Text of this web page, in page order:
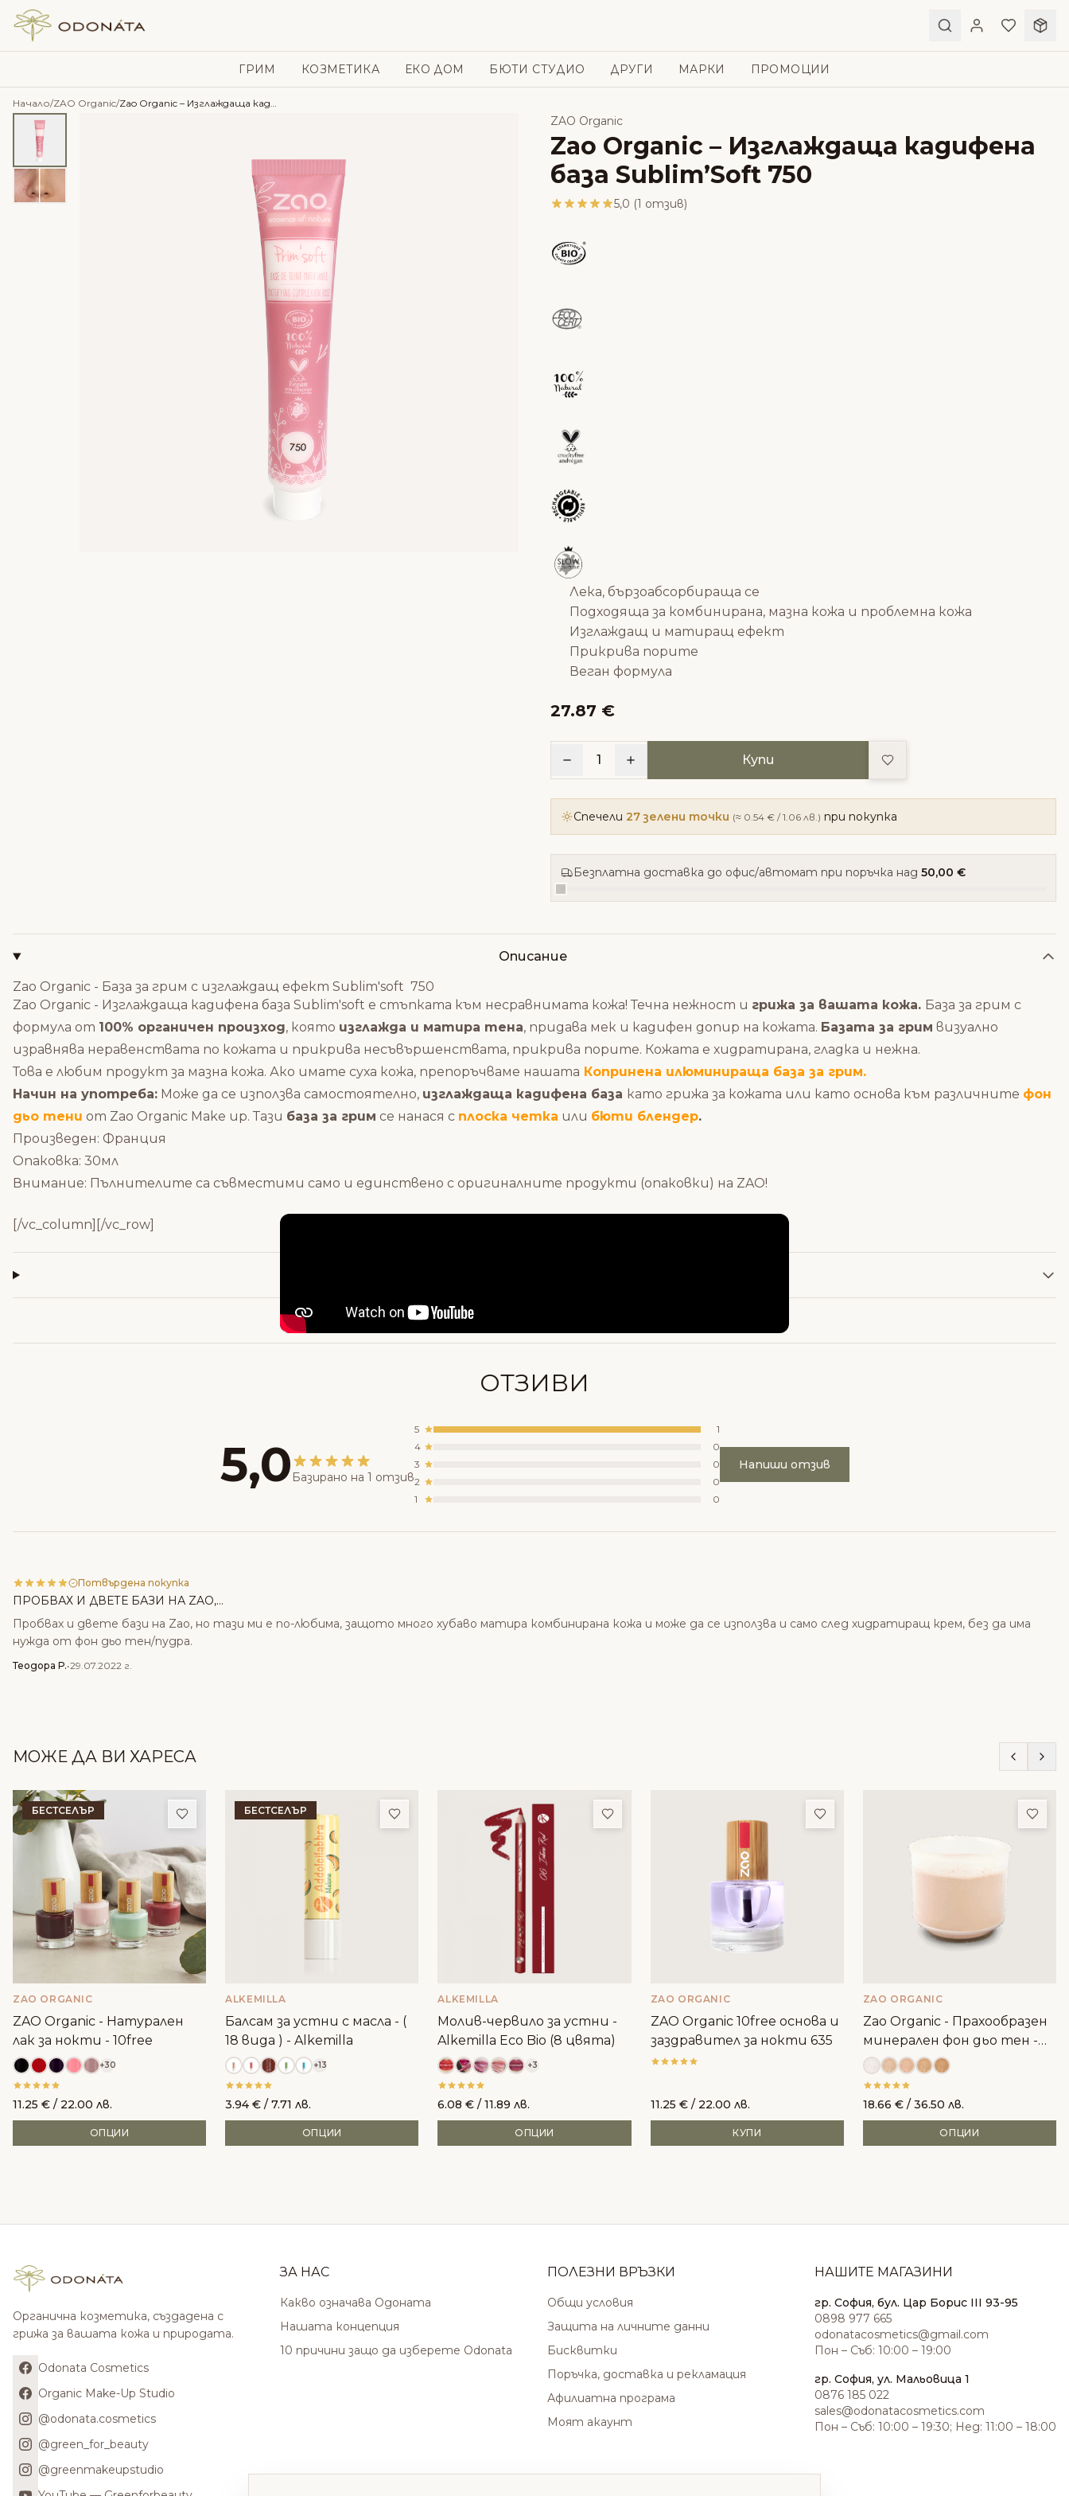
Skip to content
ГРИМ КОЗМЕТИКА ЕКО ДОМ БЮТИ СТУДИО ДРУГИ МАРКИ ПРОМОЦИИ
Начало/ZAO Organic/ Zao Organic – Изглаждаща кадифена база Sublim’Soft 750
ZAO Organic
Zao Organic – Изглаждаща кадифена
база Sublim’Soft 750
5,0 (1 отзив)
Лека, бързоабсорбираща се
Подходяща за комбинирана, мазна кожа и проблемна кожа
Изглаждащ и матиращ ефект
Прикрива порите
Веган формула
27.87 €
1 Купи Добави в любими
Спечели 27 зелени точки (≈ 0.54 € / 1.06 лв.) при покупка
Безплатна доставка до офис/автомат при поръчка над 50,00 €
Описание
Zao Organic - База за грим с изглаждащ ефект Sublim'soft 750
Zao Organic - Изглаждаща кадифена база Sublim'soft е стъпката към несравнимата кожа! Течна нежност и грижа за вашата кожа. База за грим с
формула от 100% органичен произход, която изглажда и матира тена, придава мек и кадифен допир на кожата. Базата за грим визуално
изравнява неравенствата по кожата и прикрива несъвършенствата, прикрива порите. Кожата е хидратирана, гладка и нежна.
Това е любим продукт за мазна кожа. Ако имате суха кожа, препоръчваме нашата Копринена илюминираща база за грим.
Начин на употреба: Може да се използва самостоятелно, изглаждаща кадифена база като грижа за кожата или като основа към различните фон
дьо тени от Zao Organic Make up. Тази база за грим се нанася с плоска четка или бюти блендер.
Произведен: Франция
Опаковка: 30мл
Внимание: Пълнителите са съвместими само и единствено с оригиналните продукти (опаковки) на ZAO!
[/vc_column][/vc_row]
ОТЗИВИ
5,0 Базирано на 1 отзив
5
1
4
0
3
0
2
0
1
0
Напиши отзив
Потвърдена покупка
ПРОБВАХ И ДВЕТЕ БАЗИ НА ZAO,...
Пробвах и двете бази на Zao, но тази ми е по-любима, защото много хубаво матира комбинирана кожа и може да се използва и само след хидратиращ крем, без да има
нужда от фон дьо тен/пудра.
Теодора Р.•29.07.2022 г.
МОЖЕ ДА ВИ ХАРЕСА
БЕСТСЕЛЪР Добави в любими
ZAO ORGANIC
ZAO Organic - Натурален
лак за нокти - 10free
+30
11.25 € / 22.00 лв.
ОПЦИИ
БЕСТСЕЛЪР Добави в любими
ALKEMILLA
Балсам за устни с масла - (
18 вида ) - Alkemilla
+13
3.94€ / 7.71 лв.
ОПЦИИ
Добави в любими
ALKEMILLA
Молив-червило за устни -
Alkemilla Eco Bio (8 цвята)
+3
6.08€ / 11.89 лв.
ОПЦИИ
Добави в любими
ZAO ORGANIC
ZAO Organic 10free основа и
заздравител за нокти 635
11.25 €/ 22.00 лв.
КУПИ
ZAO ORGANIC
Zao Organic - Прахообразен
минерален фон дьо тен -
пълнител
18.66 €/ 36.50 лв.
ОПЦИИ
Органична козметика, създадена с
грижа за вашата кожа и природата.
Odonata Cosmetics
Organic Make-Up Studio
@odonata.cosmetics
@green_for_beauty
@greenmakeupstudio
ЗА НАС
Какво означава Одоната
Нашата концепция
10 причини защо да изберете Odonata
ПОЛЕЗНИ ВРЪЗКИ
Общи условия
Защита на личните данни
Бисквитки
Поръчка, доставка и рекламация
Афилиатна програма
Моят акаунт
НАШИТЕ МАГАЗИНИ
гр. София, бул. Цар Борис III 93-95
0898 977 665
odonatacosmetics@gmail.com
Пон – Съб: 10:00 – 19:00
гр. София, ул. Мальовица 1
0876 185 022
sales@odonatacosmetics.com
Пон – Съб: 10:00 – 19:30; Нед: 11:00 – 18:00